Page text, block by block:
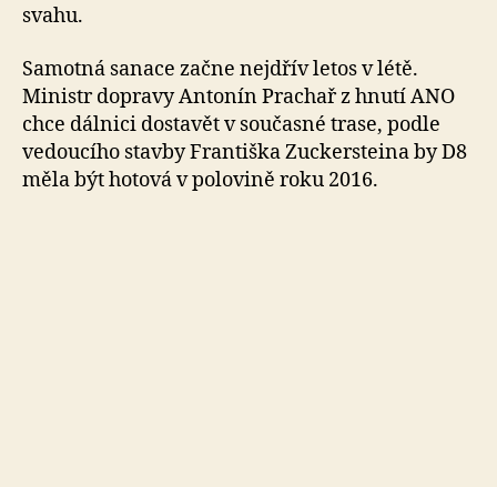
svahu.
Samotná sanace začne nejdřív letos v létě.
Ministr dopravy Antonín Prachař z hnutí ANO
chce dálnici dostavět v současné trase, podle
vedoucího stavby Františka Zuckersteina by D8
měla být hotová v polovině roku 2016.